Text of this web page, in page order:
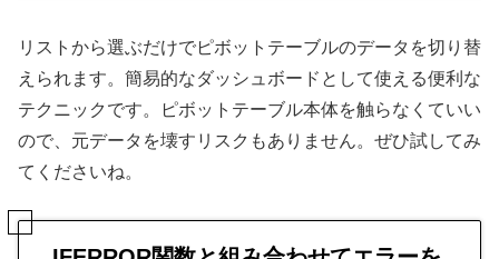
リストから選ぶだけでピボットテーブルのデータを切り替
えられます。簡易的なダッシュボードとして使える便利な
テクニックです。ピボットテーブル本体を触らなくていい
ので、元データを壊すリスクもありません。ぜひ試してみ
てくださいね。